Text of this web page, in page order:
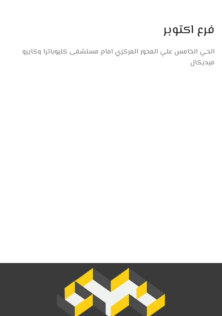
فرع اكتوبر
الحي الخامس علي المحور المركزي امام مستشفى كليوباترا وكايرو
ميديكال